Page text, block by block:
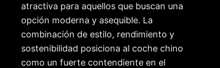
atractiva para aquellos que buscan una
opción moderna y asequible. La
combinación de estilo, rendimiento y
sostenibilidad posiciona al coche chino
como un fuerte contendiente en el